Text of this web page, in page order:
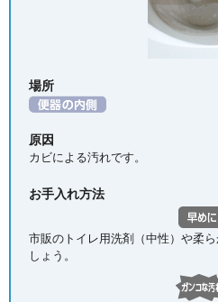
場所
原因
カビによる汚れです。
お手入れ方法
市販のトイレ用洗剤（中性）や柔
しょう。